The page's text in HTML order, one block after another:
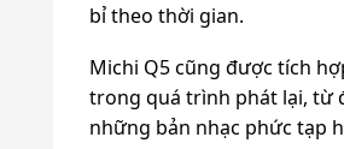
bỉ theo thời gian.
Michi Q5 cũng được tích
trong quá trình phát lại, từ
những bản nhạc phức tạp